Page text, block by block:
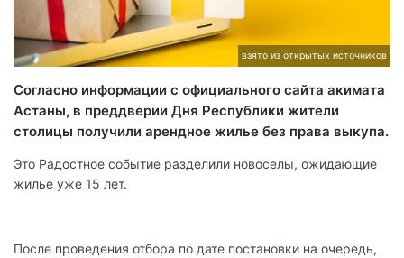
взято из открытых источников
Согласно информации с официального сайта акимата
Астаны, в преддверии Дня Республики жители
столицы получили арендное жилье без права выкупа.
Это Радостное событие разделили новоселы, ожидающие
жилье уже 15 лет.
После проведения отбора по дате постановки на очередь,